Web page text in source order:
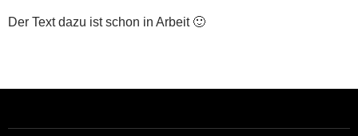
Der Text dazu ist schon in Arbeit 🙂